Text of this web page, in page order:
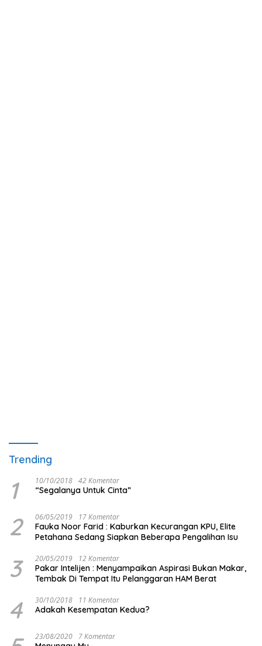
Trending
1 10/10/2018 42 Komentar
“Segalanya Untuk Cinta”
2 06/05/2019 17 Komentar
Fauka Noor Farid : Kaburkan Kecurangan KPU, Elite
Petahana Sedang Siapkan Beberapa Pengalihan Isu
3 20/05/2019 12 Komentar
Pakar Intelijen : Menyampaikan Aspirasi Bukan Makar,
Tembak Di Tempat Itu Pelanggaran HAM Berat
4 30/10/2018 11 Komentar
Adakah Kesempatan Kedua?
23/08/2020 7 Komentar